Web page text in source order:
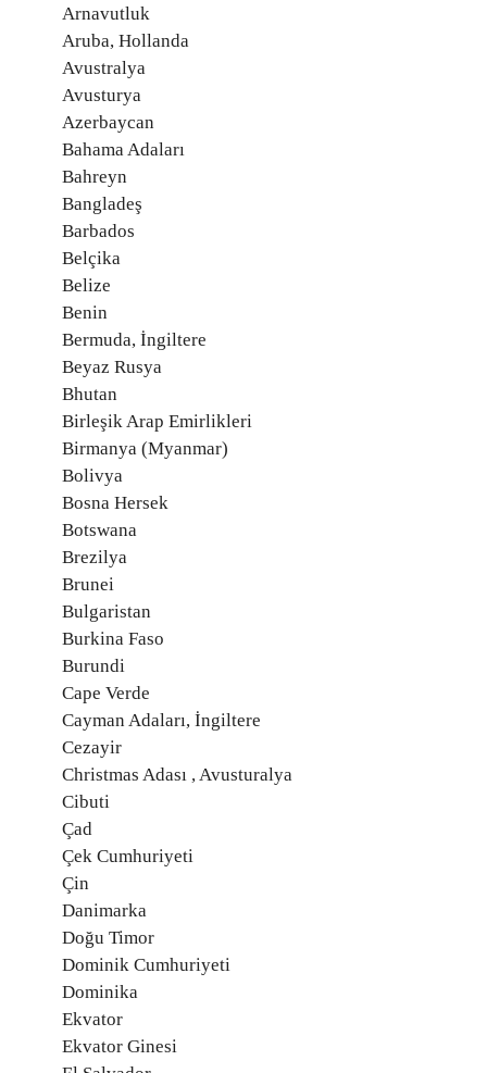
Arnavutluk
Aruba, Hollanda
Avustralya
Avusturya
Azerbaycan
Bahama Adaları
Bahreyn
Bangladeş
Barbados
Belçika
Belize
Benin
Bermuda, İngiltere
Beyaz Rusya
Bhutan
Birleşik Arap Emirlikleri
Birmanya (Myanmar)
Bolivya
Bosna Hersek
Botswana
Brezilya
Brunei
Bulgaristan
Burkina Faso
Burundi
Cape Verde
Cayman Adaları, İngiltere
Cezayir
Christmas Adası , Avusturalya
Cibuti
Çad
Çek Cumhuriyeti
Çin
Danimarka
Doğu Timor
Dominik Cumhuriyeti
Dominika
Ekvator
Ekvator Ginesi